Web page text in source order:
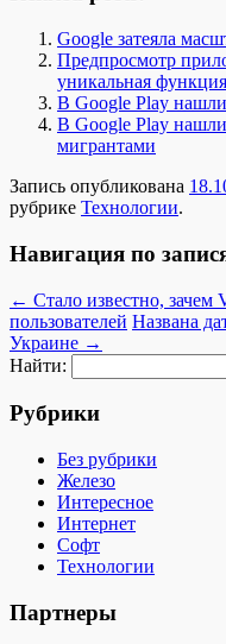
Google затеяла
Предпросмотр
уникальная функция
В Google Play
В Google Play
мигрантами
Запись опубликована
рубрике Технологии.
Навигация по
← Стало известно, зачем
пользователей Названа
Украине →
Найти:
Рубрики
Без рубрики
Железо
Интересное
Интернет
Софт
Технологии
Партнеры